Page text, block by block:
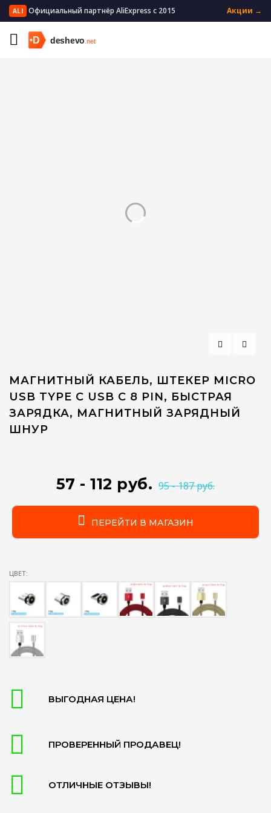
ALI Официальный партнёр AliExpress с 2015 Акции →
Главная Электроника
Коннекторы и разъёмы
МАГНИТНЫЙ КАБЕЛЬ, ШТЕКЕР MICRO
USB TYPE C USB C 8 PIN, БЫСТРАЯ
ЗАРЯДКА, МАГНИТНЫЙ ЗАРЯДНЫЙ
ШНУР
57 - 112 руб. 95 - 187 руб.
ПЕРЕЙТИ В МАГАЗИН
ЦВЕТ:
ВЫГОДНАЯ ЦЕНА!
ПРОВЕРЕННЫЙ ПРОДАВЕЦ!
ОТЛИЧНЫЕ ОТЗЫВЫ!